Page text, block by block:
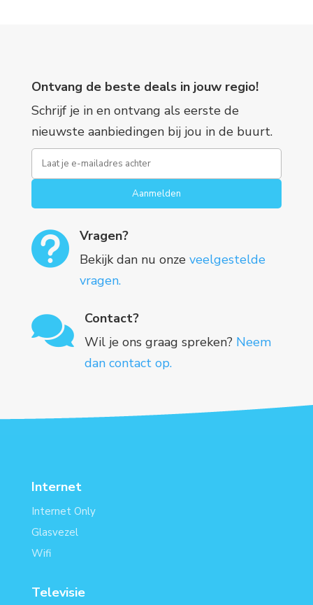
Ontvang de beste deals in jouw regio!
Schrijf je in en ontvang als eerste de
nieuwste aanbiedingen bij jou in de buurt.
Aanmelden

Vragen?
Bekijk dan nu onze veelgestelde
vragen.

Contact?
Wil je ons graag spreken? Neem
dan contact op.
Internet
Internet Only
Glasvezel
Wifi
Televisie